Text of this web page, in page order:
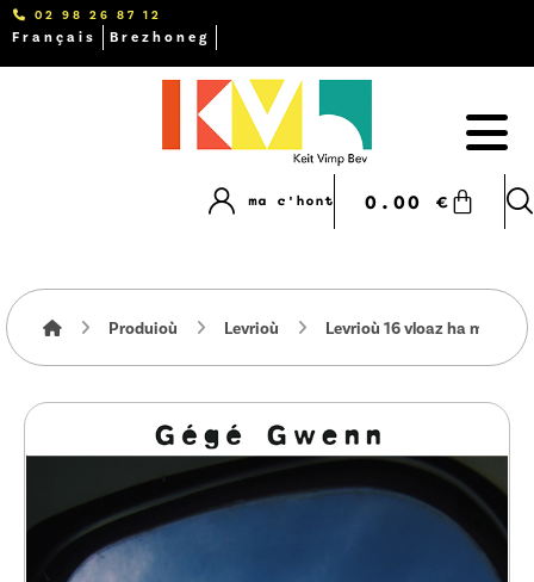
Français Brezhoneg
02 98 26 87 12
0.00 €
ma c'hont
Produioù Levrioù Levrioù 16 vloaz ha muioc'h